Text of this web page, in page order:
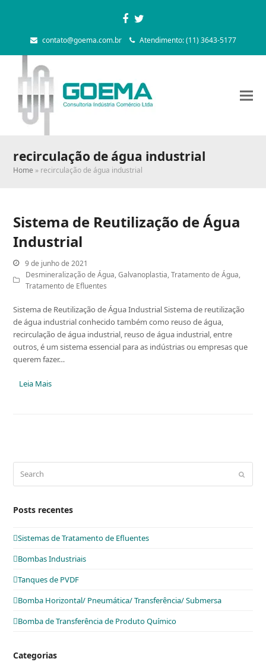
Facebook
Twitter
contato@goema.com.br Atendimento: (11) 3643-5177
recirculação de água industrial
Home » recirculação de água industrial
Sistema de Reutilização de Água
Industrial
9 de junho de 2021
Desmineralização de Água,Galvanoplastia,Tratamento de Água,
Tratamento de Efluentes
Sistema de Reutilização de Água Industrial Sistema de reutilização
de água industrial conhecido também como reuso de água,
recirculação de água industrial, reuso de água industrial, entre
outros, é um sistema essencial para as indústrias ou empresas que
querem fazer…
Leia Mais
Submit
Posts recentes
Sistemas de Tratamento de Efluentes
Bombas Industriais
Tanques de PVDF
Bomba Horizontal/ Pneumática/ Transferência/ Submersa
Bomba de Transferência de Produto Químico
Categorias